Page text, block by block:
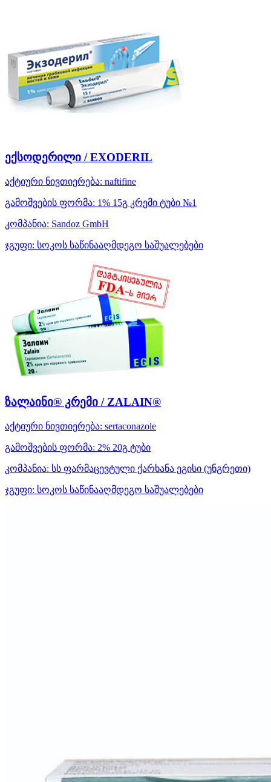
ექსოდერილი / EXODERIL
აქტიური ნივთიერება: naftifine
გამოშვების ფორმა: 1% 15გ კრემი ტუბი №1
კომპანია: Sandoz GmbH
ჯგუფი: სოკოს საწინააღმდეგო საშუალებები
ზალაინი® კრემი / ZALAIN®
აქტიური ნივთიერება: sertaconazole
გამოშვების ფორმა: 2% 20გ ტუბი
კომპანია: სს ფარმაცევტული ქარხანა ეგისი (უნგრეთი)
ჯგუფი: სოკოს საწინააღმდეგო საშუალებები